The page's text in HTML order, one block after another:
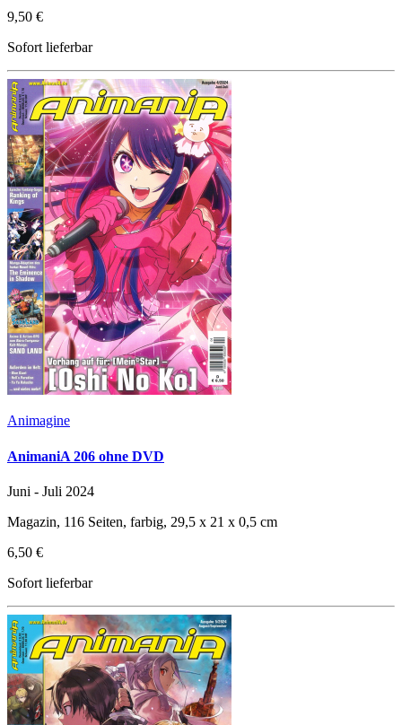
9,50 €
Sofort lieferbar
Animagine
AnimaniA 206 ohne DVD
Juni - Juli 2024
Magazin, 116 Seiten, farbig, 29,5 x 21 x 0,5 cm
6,50 €
Sofort lieferbar